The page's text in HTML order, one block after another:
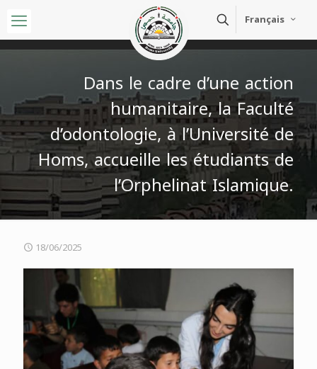
Français
Dans le cadre d’une action
humanitaire, la Faculté
d’odontologie, à l’Université de
Homs, accueille les étudiants de
l’Orphelinat Islamique.
18/06/2025